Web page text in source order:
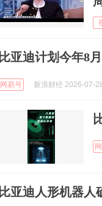
比亚迪计划今年8
网易号 新浪财经 2026-07-
比亚迪人形机器人